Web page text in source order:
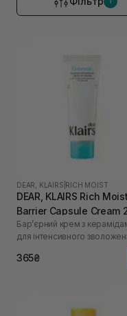
1
DEAR, KLAIRS RICH MOIST
DEAR, KLAIRS Rich Moist
Barrier Capsule Cream
мл
Бар’єрний крем з
для інтенсивного
365₴